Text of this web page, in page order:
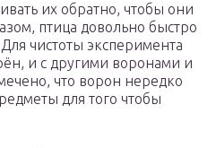
их обратно, чтобы они
птица довольно быстро
чистоты эксперимента
и с другими воронами и
что ворон нередко
для того чтобы